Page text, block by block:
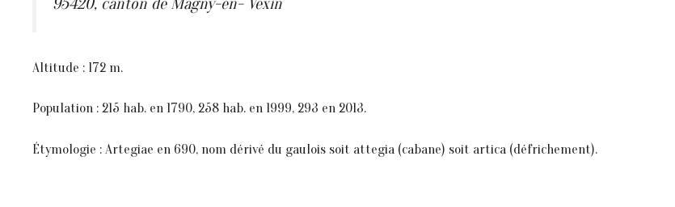
Altitude : l72 m.
Population : 215 hab. en 1790, 258 hab. en 1999, 293 en 2013.
Étymologie : Artegiae en 690, nom dérivé du gaulois soit attegia (cabane) soit artica (défrichement).